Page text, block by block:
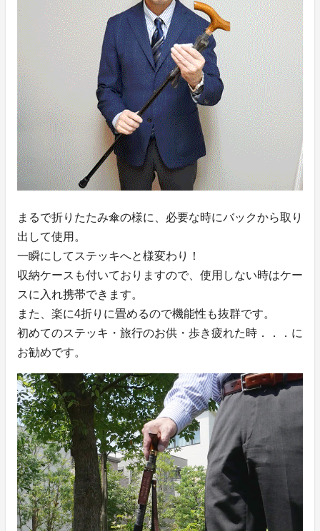
まるで折りたたみ傘の様に、必要な時にバックから取り
出して使用。
一瞬にしてステッキへと様変わり！
収納ケースも付いておりますので、使用しない時はケー
スに入れ携帯できます。
また、楽に4折りに畳めるので機能性も抜群です。
初めてのステッキ・旅行のお供・歩き疲れた時．．．に
お勧めです。